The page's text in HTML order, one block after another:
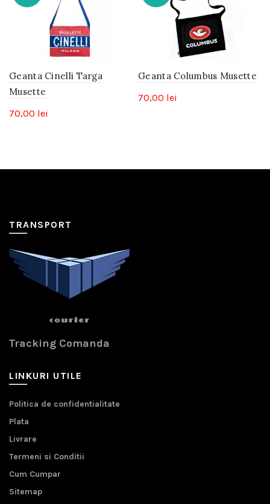
Geanta Cinelli Targa
Musette
70,00 lei
Geanta Columbus Musette
70,00 lei
TRANSPORT
Tracking Comanda
LINKURI UTILE
Politica de confidentialitate
Plata
Livrare
Termeni si Conditii
Cum Cumpar
Sitemap